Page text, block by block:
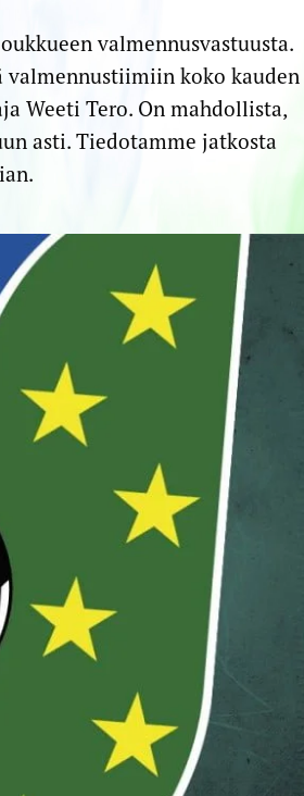
valmennusvastuusta.
valmennustiimiin koko kauden
Weeti Tero. On mahdollista,
asti. Tiedotamme jatkosta